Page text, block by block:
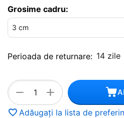
Grosime cadru:
Perioada de returnare: 14 zile
+
−
Adăugați la lista de